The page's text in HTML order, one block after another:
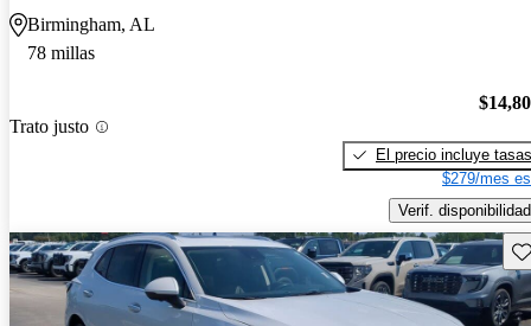
Birmingham, AL
78 millas
Trato justo
El precio incluye tasas
$279/mes
Verif. disponibilidad